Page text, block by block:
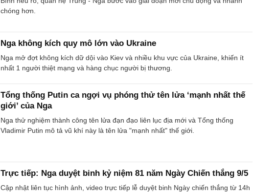
chóng hơn.
Nga không kích quy mô lớn vào Ukraine
Nga mở đợt không kích dữ dội vào Kiev và nhiều khu vực của Ukraine, khiến ít
nhất 1 người thiệt mạng và hàng chục người bị thương.
Tổng thống Putin ca ngợi vụ phóng thử tên lửa ‘mạnh nhất thế
giới’ của Nga
Nga thử nghiệm thành công tên lửa đạn đạo liên lục địa mới và Tổng thống
Vladimir Putin mô tả vũ khí này là tên lửa "mạnh nhất" thế giới.
Trực tiếp: Nga duyệt binh kỷ niệm 81 năm Ngày Chiến thắng 9/5
Cập nhật liên tục hình ảnh, video trực tiếp lễ duyệt binh Ngày chiến thắng từ 14h